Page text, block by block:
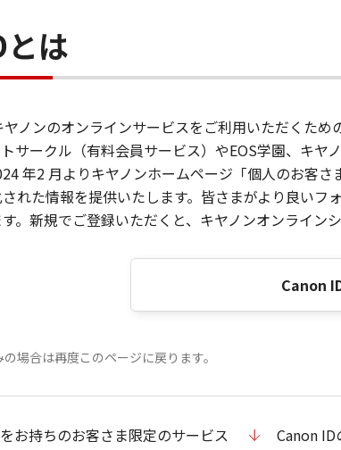
は
ヤノンのオンラインサービスをご利用いただくた
サークル（有料会員サービス）やEOS学園、キ
年2 月よりキヤノンホームページ「個人のお客
れた情報を提供いたします。皆さまがより良い
。新規でご登録いただくと、キヤノンオンライン
Canon
場合は再度このページに戻ります。
お持ちのお客さま限定のサービス Canon ID